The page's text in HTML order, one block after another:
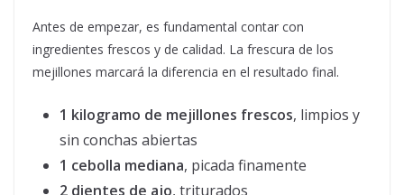
Antes de empezar, es fundamental contar con
ingredientes frescos y de calidad. La frescura de los
mejillones marcará la diferencia en el resultado final.
1 kilogramo de mejillones frescos, limpios y
sin conchas abiertas
1 cebolla mediana, picada finamente
2 dientes de ajo, triturados